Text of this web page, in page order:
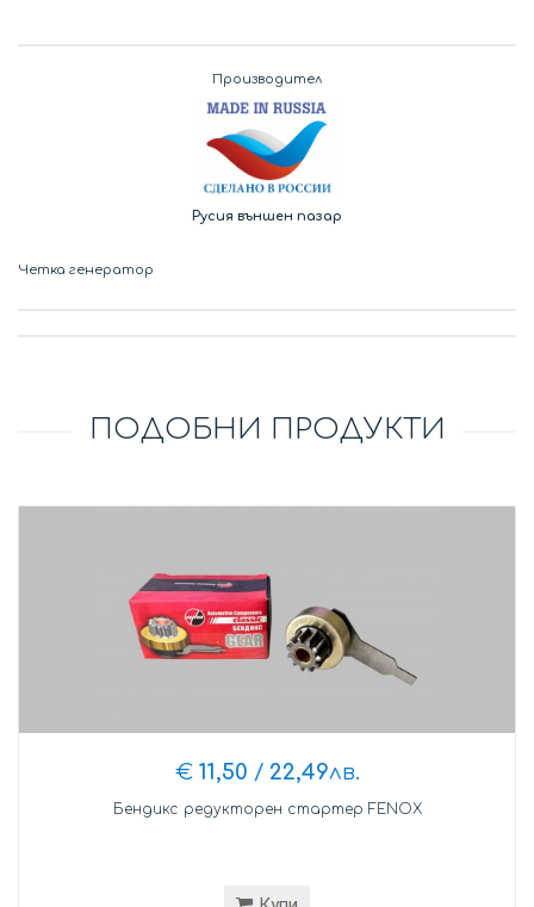
Производител
Русия външен пазар
Четка генератор
ПОДОБНИ ПРОДУКТИ
€ 11,50 / 22,49лв.
Бендикс редукторен стартер FENOX